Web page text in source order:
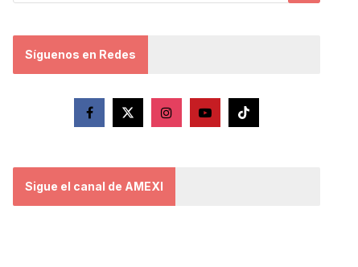
Síguenos en Redes
Sigue el canal de AMEXI